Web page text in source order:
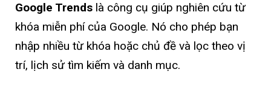
Google Trends là công cụ giúp nghiên cứu từ
khóa miễn phí của Google. Nó cho phép bạn
nhập nhiều từ khóa hoặc chủ đề và lọc theo vị
trí, lịch sử tìm kiếm và danh mục.